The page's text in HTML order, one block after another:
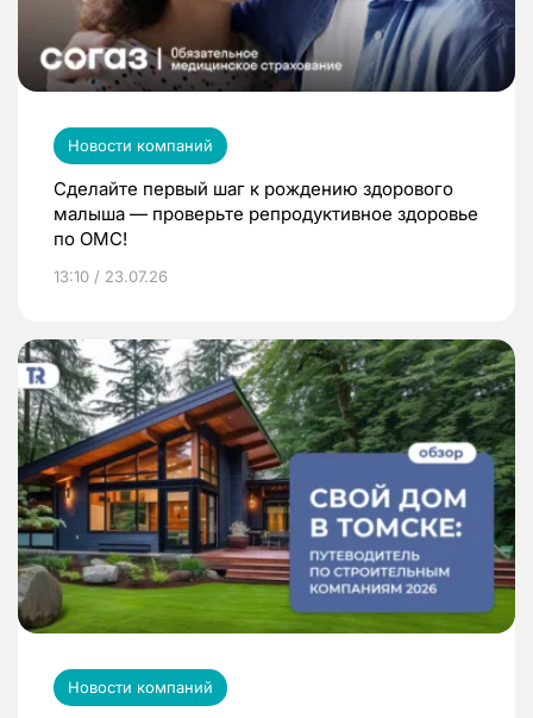
Новости компаний
Сделайте первый шаг к рождению здорового
малыша — проверьте репродуктивное здоровье
по ОМС!
13:10 / 23.07.26
Новости компаний